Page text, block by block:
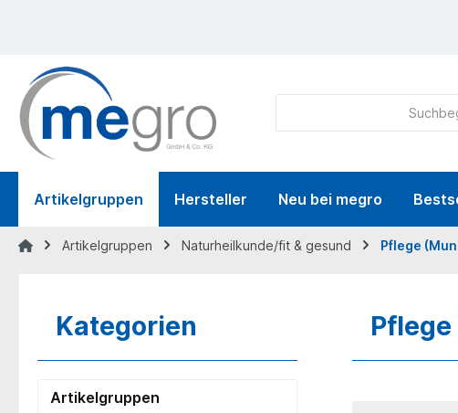
Artikelgruppen Hersteller Neu bei megro
Artikelgruppen Naturheilkunde/fit & gesund Pflege
Kategorien
Artikelgruppen